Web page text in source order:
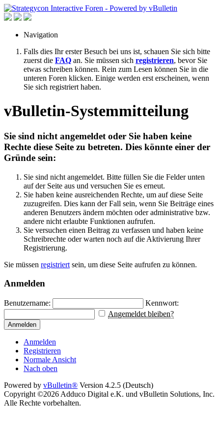
Navigation
Falls dies Ihr erster Besuch bei uns ist, schauen Sie sich bitte
zuerst die FAQ an. Sie müssen sich registrieren, bevor Sie
etwas schreiben können. Rein zum Lesen können Sie in die
unteren Foren klicken. Einige werden erst erscheinen, wenn
Sie sich registriert haben.
vBulletin-Systemmitteilung
Sie sind nicht angemeldet oder Sie haben keine
Rechte diese Seite zu betreten. Dies könnte einer der
Gründe sein:
Sie sind nicht angemeldet. Bitte füllen Sie die Felder unten
auf der Seite aus und versuchen Sie es erneut.
Sie haben keine ausreichenden Rechte, um auf diese Seite
zuzugreifen. Dies kann der Fall sein, wenn Sie Beiträge eines
anderen Benutzers ändern möchten oder administrative bzw.
andere nicht erlaubte Funktionen aufrufen.
Sie versuchen einen Beitrag zu verfassen und haben keine
Schreibrechte oder warten noch auf die Aktivierung Ihrer
Registrierung.
Sie müssen registriert sein, um diese Seite aufrufen zu können.
Anmelden
Benutzername:
Kennwort:
Angemeldet bleiben?
Anmelden
Anmelden
Registrieren
Normale Ansicht
Nach oben
Powered by vBulletin® Version 4.2.5 (Deutsch)
Copyright ©2026 Adduco Digital e.K. und vBulletin Solutions, Inc.
Alle Rechte vorbehalten.